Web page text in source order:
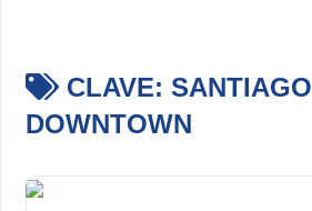
CLAVE: SANTIAGO
DOWNTOWN